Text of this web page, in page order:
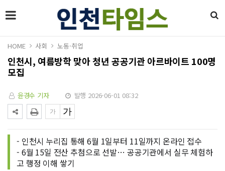
HOME 사회 노동·취업
인천시, 여름방학 맞아 청년 공공기관 아르바이트 100명
모집
윤경수 기자 발행 2026-06-01 08:32
- 인천시 누리집 통해 6월 1일부터 11일까지 온라인 접수
- 6월 15일 전산 추첨으로 선발… 공공기관에서 실무 체험하
고 행정 이해 쌓기